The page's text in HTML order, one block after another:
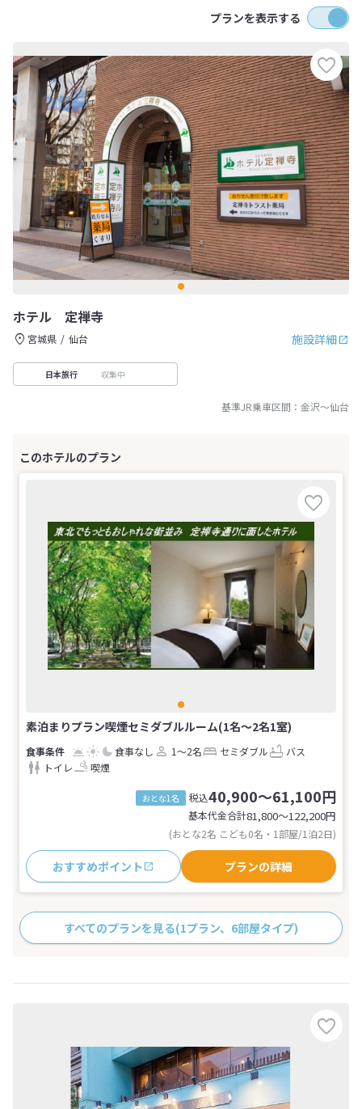
プランを表示する
ホテル 定禅寺
施設詳細
宮城県 仙台
日本旅行 収集中
基準JR乗車区間： 金沢～仙台
素泊まりプラン喫煙セミダブルルーム(1名～2名1室)
食事なし 1～2名 セミダブル
バス
トイレ
喫煙
おとな1名 税込40,900～61,100円
基本代金合計81,800〜122,200円
(おとな2名 こども0名・1部屋/1泊2日)
おすすめポイント プランの詳細
すべてのプランを見る(1プラン、6部屋タイプ)